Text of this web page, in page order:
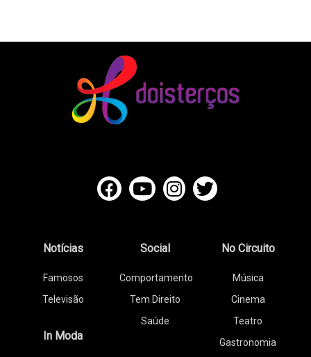
Notícias
Famosos
Televisão
In Moda
Social
Comportamento
Tem Direito
Saúde
No Circuito
Música
Cinema
Teatro
Gastronomia